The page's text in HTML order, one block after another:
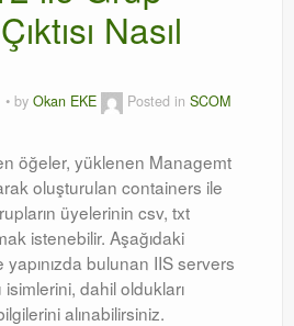
Nasıl
by Okan EKE Posted in SCOM
öğeler, yüklenen Managemt
oluşturulan containers ile
üyelerinin csv, txt
istenebilir. Aşağıdaki
bulunan IIS servers
dahil oldukları
alınabilirsiniz.